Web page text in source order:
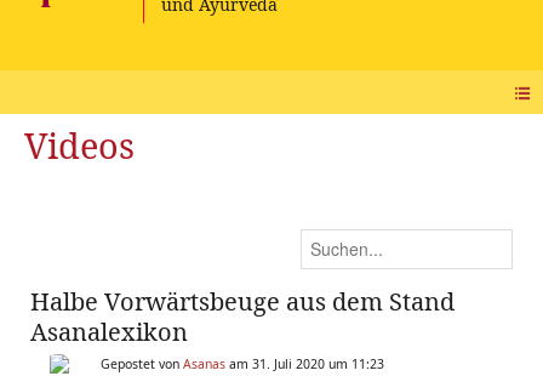
Videos
Halbe Vorwärtsbeuge aus dem Stand
Asanalexikon
Gepostet von Asanas am 31. Juli 2020 um 11:23